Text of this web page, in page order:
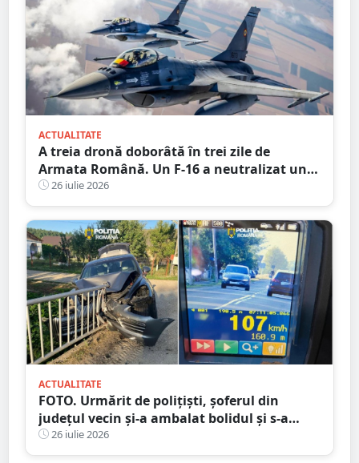
ACTUALITATE
A treia dronă doborâtă în trei zile de
Armata Română. Un F-16 a neutralizat un
aparat fără pilot deasupra Mării Negre
26 iulie 2026
ACTUALITATE
FOTO. Urmărit de polițiști, șoferul din
județul vecin și-a ambalat bolidul și s-a
oprit într-un cap de pod. Apoi a luat-o la
fugă
26 iulie 2026